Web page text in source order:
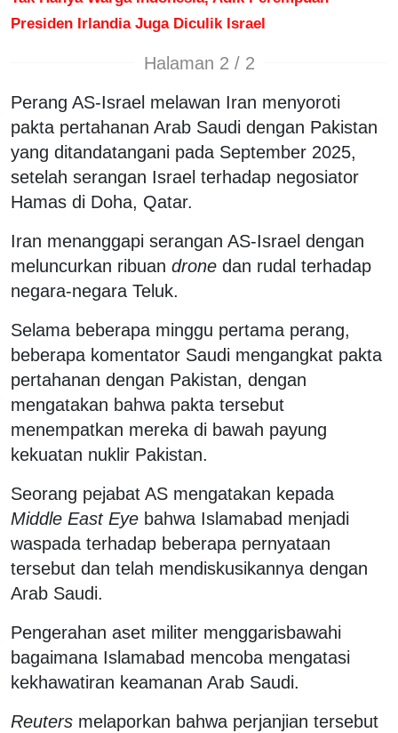
Presiden Irlandia Juga Diculik Israel
Halaman 2 / 2
Perang AS-Israel melawan Iran menyoroti
pakta pertahanan Arab Saudi dengan Pakistan
yang ditandatangani pada September 2025,
setelah serangan Israel terhadap negosiator
Hamas di Doha, Qatar.
Iran menanggapi serangan AS-Israel dengan
meluncurkan ribuan drone dan rudal terhadap
negara-negara Teluk.
Selama beberapa minggu pertama perang,
beberapa komentator Saudi mengangkat pakta
pertahanan dengan Pakistan, dengan
mengatakan bahwa pakta tersebut
menempatkan mereka di bawah payung
kekuatan nuklir Pakistan.
Seorang pejabat AS mengatakan kepada
Middle East Eye bahwa Islamabad menjadi
waspada terhadap beberapa pernyataan
tersebut dan telah mendiskusikannya dengan
Arab Saudi.
Pengerahan aset militer menggarisbawahi
bagaimana Islamabad mencoba mengatasi
kekhawatiran keamanan Arab Saudi.
Reuters melaporkan bahwa perjanjian tersebut